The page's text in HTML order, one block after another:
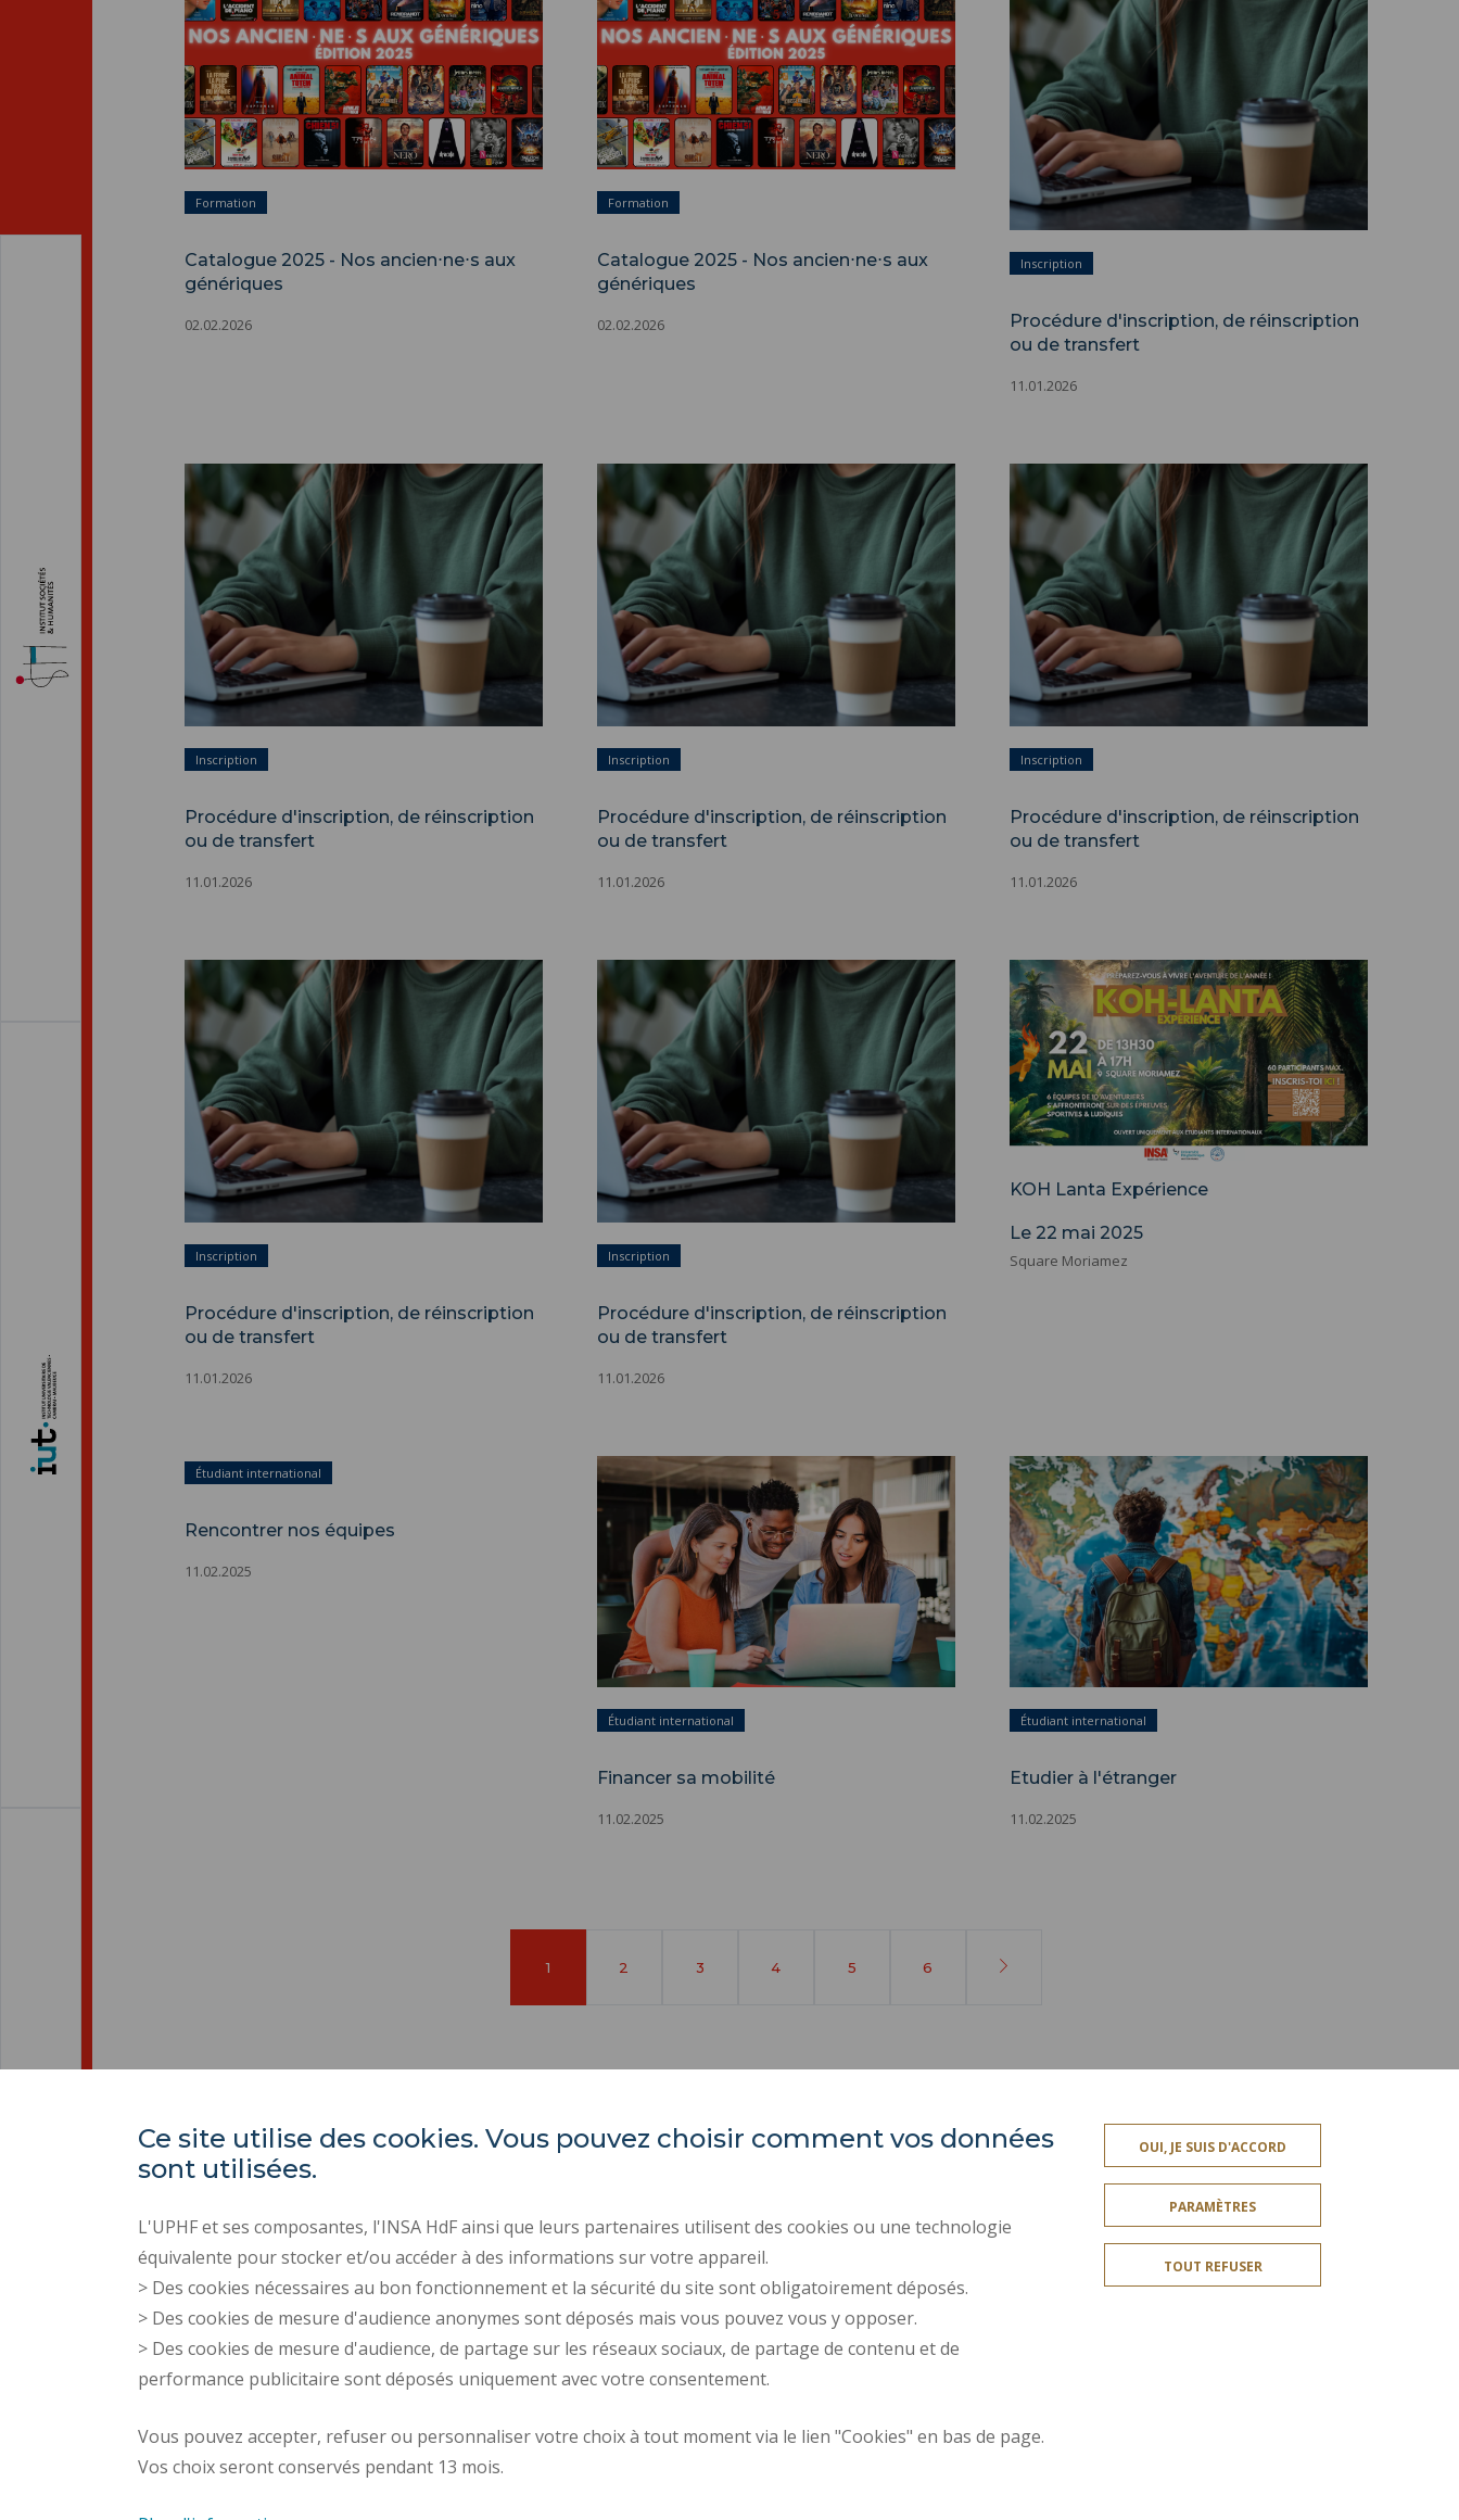
Formation
Catalogue 2025 - Nos ancien⋅ne⋅s aux
génériques
02.02.2026
Formation
Catalogue 2025 - Nos ancien⋅ne⋅s aux
génériques
02.02.2026
de transfert ">
Inscription
Procédure d'inscription, de réinscription
ou de transfert
11.01.2026
Procédure d'inscription, de réinscription ou
de transfert ">
Inscription
Procédure d'inscription, de réinscription
ou de transfert
11.01.2026
Procédure d'inscription, de réinscription ou
de transfert ">
Inscription
Procédure d'inscription, de réinscription
ou de transfert
11.01.2026
Procédure d'inscription, de réinscription ou
de transfert ">
Inscription
Procédure d'inscription, de réinscription
ou de transfert
11.01.2026
Procédure d'inscription, de réinscription ou
de transfert ">
Inscription
Procédure d'inscription, de réinscription
ou de transfert
11.01.2026
Procédure d'inscription, de réinscription ou
de transfert ">
Inscription
Procédure d'inscription, de réinscription
ou de transfert
11.01.2026
KOH Lanta Expérience
Le 22 mai 2025
Square Moriamez
Étudiant international
Rencontrer nos équipes
11.02.2025
Financer sa mobilité ">
Étudiant international
Financer sa mobilité
11.02.2025
Etudier à l'étranger ">
Étudiant international
Etudier à l'étranger
11.02.2025
Page
1 Page
2 Page
3 Page
4 Page
5 Page
6 Page
INSA Hauts-de-France
59313 Valenciennes cedex 9
Tél. : 03 27 51 12 00 / 12 34
ORGANIGRAMMES ACCESSIBILITÉ
DONNÉES PERSONNELLES
RECRUTEMENTS CRÉDITS
ESPACE PRESSE
CONTACTS
Requête d'amélioration
Ce site utilise des cookies. Vous pouvez choisir comment vos données
sont utilisées.
L'UPHF et ses composantes, l'INSA HdF ainsi que leurs partenaires utilisent des cookies ou une technologie
équivalente pour stocker et/ou accéder à des informations sur votre appareil.
> Des cookies nécessaires au bon fonctionnement et la sécurité du site sont obligatoirement déposés.
> Des cookies de mesure d'audience anonymes sont déposés mais vous pouvez vous y opposer.
> Des cookies de mesure d'audience, de partage sur les réseaux sociaux, de partage de contenu et de
performance publicitaire sont déposés uniquement avec votre consentement.
Vous pouvez accepter, refuser ou personnaliser votre choix à tout moment via le lien "Cookies" en bas de page.
Vos choix seront conservés pendant 13 mois.
OUI, JE SUIS D'ACCORD
PARAMÈTRES
TOUT REFUSER